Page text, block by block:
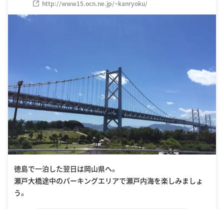
http://www15.ocn.ne.jp/~kanryoku/
徳島で一泊した翌日は岡山県へ。
瀬戸大橋途中のパーキングエリアで瀬戸内海を楽しみましょ
う。